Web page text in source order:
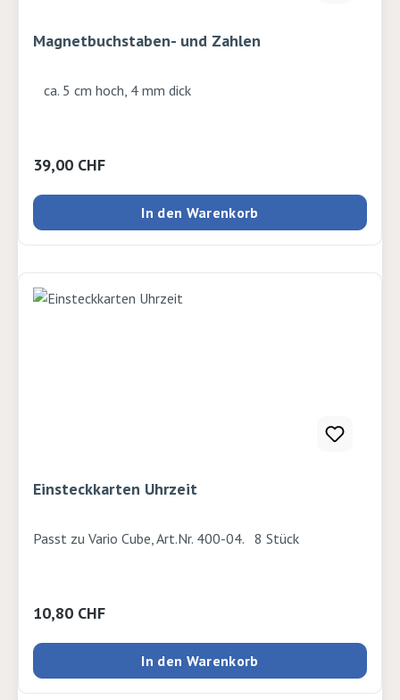
Magnetbuchstaben- und Zahlen
ca. 5 cm hoch, 4 mm dick
Regulärer Preis:
39,00 CHF
In den Warenkorb
Einsteckkarten Uhrzeit
Passt zu Vario Cube, Art.Nr. 400-04. 8 Stück
Regulärer Preis:
10,80 CHF
In den Warenkorb